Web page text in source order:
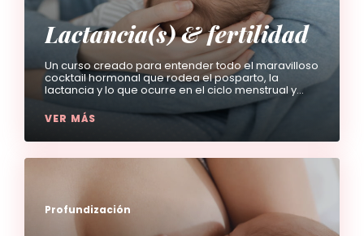
Lactancia(s) & fertilidad
Un curso creado para entender todo el maravilloso
cocktail hormonal que rodea el posparto, la
lactancia y lo que ocurre en el ciclo menstrual y
VER MÁS
Profundización